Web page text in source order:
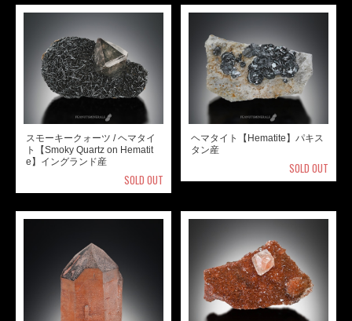
スモーキークォーツ / ヘマタイ
ト【Smoky Quartz on Hematit
e】イングランド産
SOLD OUT
ヘマタイト【Hematite】パキス
タン産
SOLD OUT